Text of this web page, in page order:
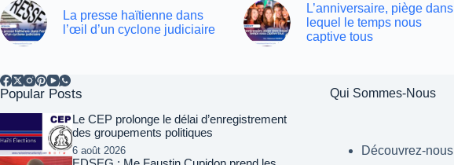
La presse haïtienne dans
l’œil d’un cyclone judiciaire
L’anniversaire, piège dans
lequel le temps nous
captive tous
Popular Posts
Le CEP prolonge le délai d’enregistrement
des groupements politiques
6 août 2026
Qui Sommes-Nous
Découvrez-nous